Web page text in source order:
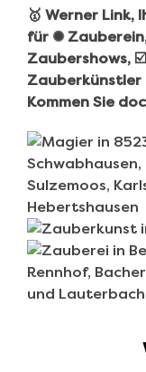
🥇 Werner Link,
für ✺
Zaubershows,
Kommen Sie